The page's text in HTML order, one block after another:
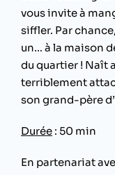
vous invite à
siffler. Par
un… à la maison
du quartier ! Naît
terriblement
son grand-père
Durée : 50 min
En partenariat